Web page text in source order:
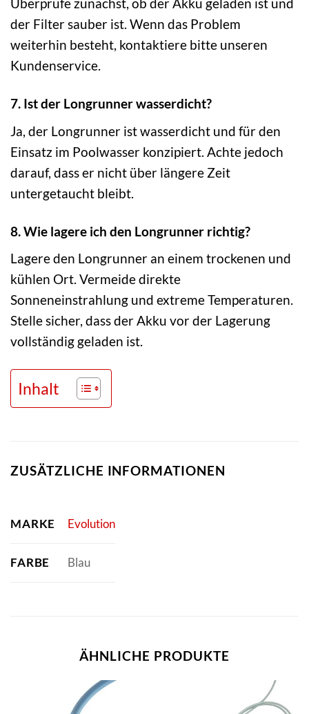
Überprüfe zunächst, ob der Akku geladen ist und
der Filter sauber ist. Wenn das Problem
weiterhin besteht, kontaktiere bitte unseren
Kundenservice.
7. Ist der Longrunner wasserdicht?
Ja, der Longrunner ist wasserdicht und für den
Einsatz im Poolwasser konzipiert. Achte jedoch
darauf, dass er nicht über längere Zeit
untergetaucht bleibt.
8. Wie lagere ich den Longrunner richtig?
Lagere den Longrunner an einem trockenen und
kühlen Ort. Vermeide direkte
Sonneneinstrahlung und extreme Temperaturen.
Stelle sicher, dass der Akku vor der Lagerung
vollständig geladen ist.
Inhalt
ZUSÄTZLICHE INFORMATIONEN
MARKE Evolution
FARBE Blau
ÄHNLICHE PRODUKTE